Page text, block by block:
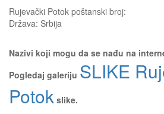
Rujevački Potok poštanski broj:
Država: Srbija
Nazivi koji mogu da se nađu na
Pogledaj galeriju SLIKE
Potok slike.